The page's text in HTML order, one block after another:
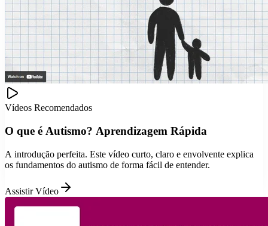
Vídeos Recomendados
O que é Autismo? Aprendizagem Rápida
A introdução perfeita. Este vídeo curto, claro e envolvente explica
os fundamentos do autismo de forma fácil de entender.
Assistir Vídeo